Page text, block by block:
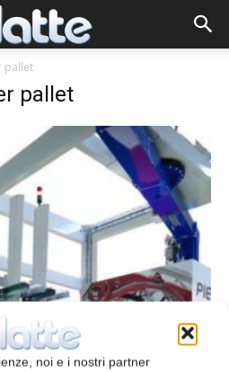
noi e i nostri partner
pallet
pallet
per la